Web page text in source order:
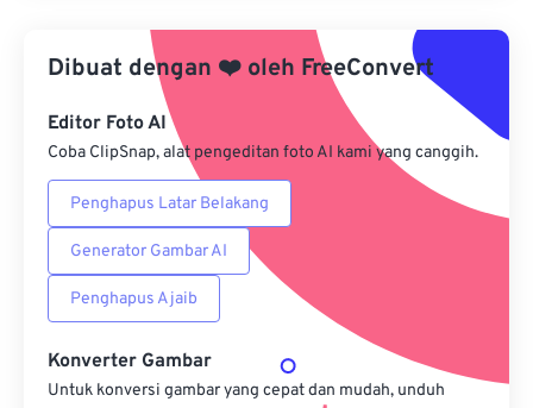
Terapkan dari Preset
Simpan sebagai Preset
Dibuat dengan ❤️ oleh FreeConvert
Editor Foto AI
Coba ClipSnap, alat pengeditan foto AI kami yang canggih.
Penghapus Latar Belakang
Generator Gambar AI
Penghapus Ajaib
Konverter Gambar
Untuk konversi gambar yang cepat dan mudah, unduh